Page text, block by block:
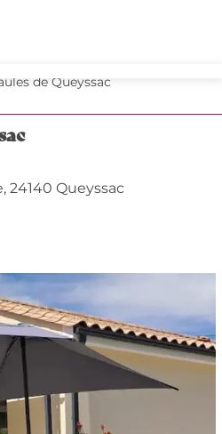
de Queyssac
24140 Queyssac
favoris